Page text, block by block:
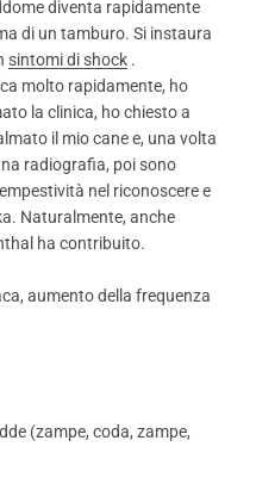
diventa rapidamente
di un tamburo. Si instaura
sintomi di shock .
molto rapidamente, ho
la clinica, ho chiesto a
il mio cane e, una volta
radiografia, poi sono
nel riconoscere e
Naturalmente, anche
ha contribuito.
aumento della frequenza
(zampe, coda, zampe,